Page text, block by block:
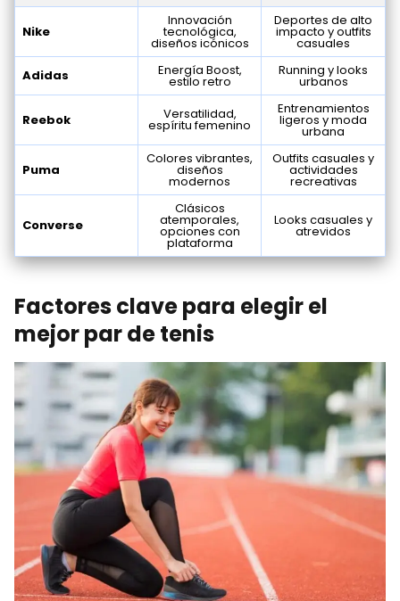
Nike
Innovación
tecnológica,
diseños icónicos
Deportes de alto
impacto y outfits
casuales
Adidas
Energía Boost,
estilo retro
Running y looks
urbanos
Reebok Versatilidad,
espíritu femenino
Entrenamientos
ligeros y moda
urbana
Puma
Colores vibrantes,
diseños
modernos
Outfits casuales y
actividades
recreativas
Converse
Clásicos
atemporales,
opciones con
plataforma
Looks casuales y
atrevidos
Factores clave para elegir el
mejor par de tenis